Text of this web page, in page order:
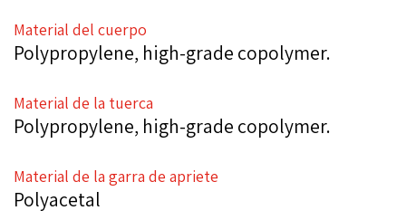
Material del cuerpo
Polypropylene, high-grade copolymer.
Material de la tuerca
Polypropylene, high-grade copolymer.
Material de la garra de apriete
Polyacetal